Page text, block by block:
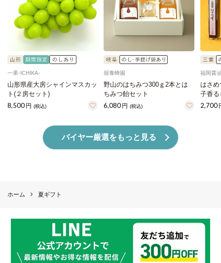
ホーム 夏ギフト
一果‐ICHIKA‐
山形県産大房シャインマスカッ
ト(２房セット)
8,500 円 (税込)
堀養蜂園
野山のはちみつ300ｇ2本とは
ちみつ飴セット
6,080 円 (税込)
福岡醤
はさ
子香る
2,700
バイヤー厳選をもっと見る